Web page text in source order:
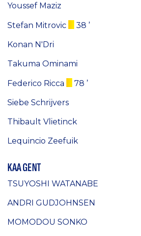
Youssef Maziz
Stefan Mitrovic 38 ’
Konan N'Dri
Takuma Ominami
Federico Ricca 78 ’
Siebe Schrijvers
Thibault Vlietinck
Lequincio Zeefuik
KAA GENT
TSUYOSHI WATANABE
ANDRI GUDJOHNSEN
MOMODOU SONKO